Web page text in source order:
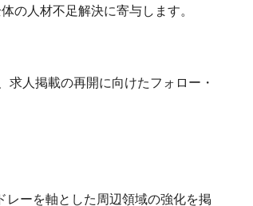
の人材不足解決に寄与します。
人掲載の再開に向けたフォロー・
レーを軸とした周辺領域の強化を掲